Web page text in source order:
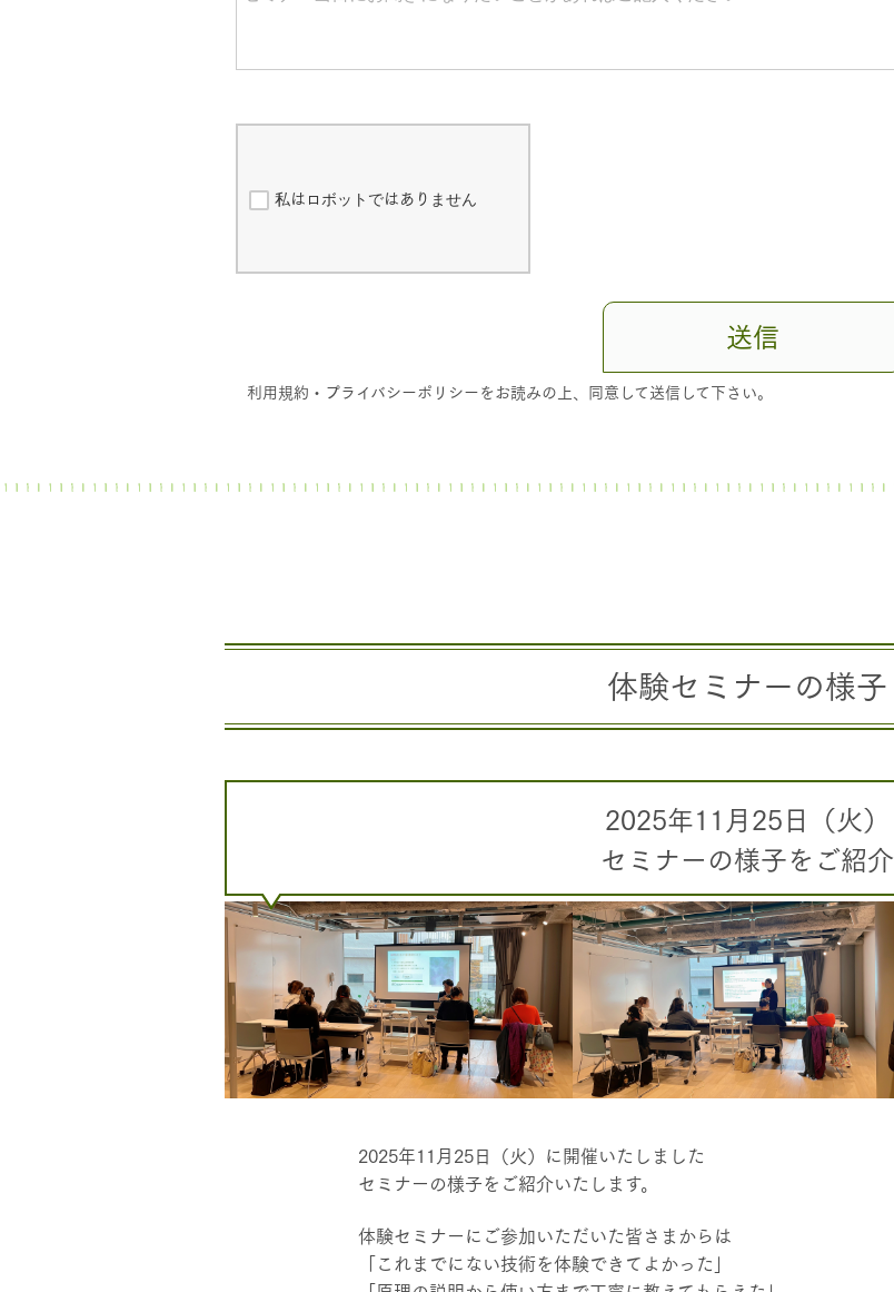
体験セミナーの様子
2025年11月25日（火）
セミナーの様子をご紹介
2025年11月25日（火）に開催いたしました
セミナーの様子をご紹介いたします。
体験セミナーにご参加いただいた皆さまからは
「これまでにない技術を体験できてよかった」